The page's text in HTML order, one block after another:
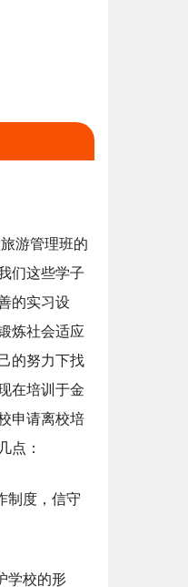
游管理班的
们这些学子
的实习设
炼社会适应
的努力下找
在培训于金
申请离校培
点：
制度，信守
学校的形